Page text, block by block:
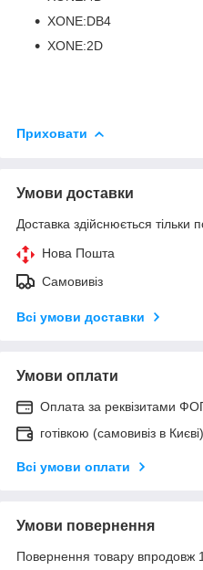
XONE:DB4
XONE:2D
Приховати
Умови доставки
Доставка здійснюється тільки
Нова Пошта
Самовивіз
Всі умови доставки
Умови оплати
Оплата за реквізитами
готівкою (самовивіз в
Всі умови оплати
Умови повернення
Повернення товару впродовж